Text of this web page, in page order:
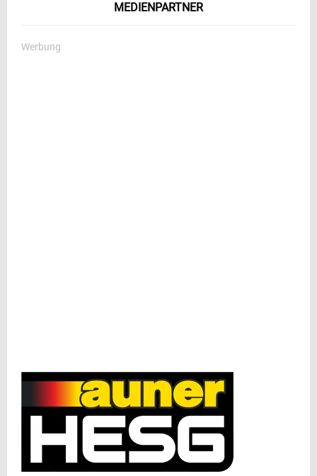
MEDIENPARTNER
Werbung